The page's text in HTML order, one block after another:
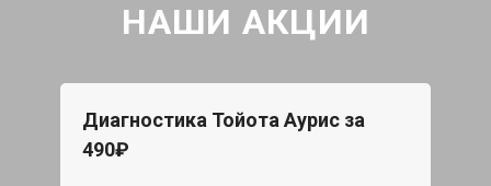
НАШИ АКЦИИ
Диагностика Тойота Аурис за
490₽